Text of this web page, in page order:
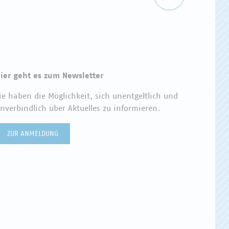
geht es zum Newsletter
haben die Möglichkeit, sich unentgeltlich und
über Aktuelles zu informieren.
ZUR ANMELDUNG